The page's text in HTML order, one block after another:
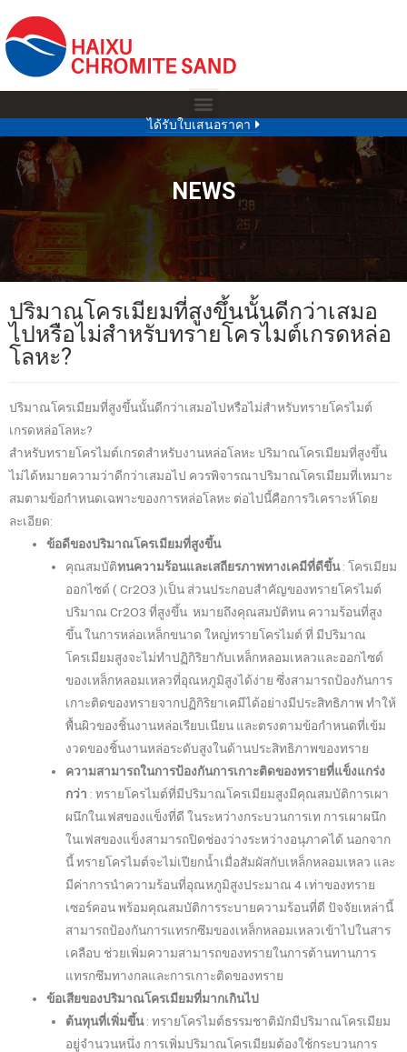
ได้รับใบเสนอราคา
NEWS
ปริมาณโครเมียมที่สูงขึ้นนั้นดีกว่าเสมอ
ไปหรือไม่สำหรับทรายโครไมต์เกรดหล่อ
โลหะ?
ปริมาณโครเมียมที่สูงขึ้นนั้นดีกว่าเสมอไปหรือไม่สำหรับทรายโครไมต์
เกรดหล่อโลหะ?
สำหรับทรายโครไมต์เกรดสำหรับงานหล่อโลหะ ปริมาณโครเมียมที่สูงขึ้น
ไม่ได้หมายความว่าดีกว่าเสมอไป ควรพิจารณาปริมาณโครเมียมที่เหมาะ
สมตามข้อกำหนดเฉพาะของการหล่อโลหะ ต่อไปนี้คือการวิเคราะห์โดย
ละเอียด:
ข้อดีของปริมาณโครเมียมที่สูงขึ้น
คุณสมบัติทนความร้อนและเสถียรภาพทางเคมีที่ดีขึ้น: โครเมียม
ออกไซด์ ( Cr2O3 )เป็นส่วนประกอบสำคัญของทรายโครไมต์
ปริมาณ Cr2O3 ที่สูงขึ้น หมายถึงคุณสมบัติทนความร้อนที่สูง
ขึ้น ในการหล่อเหล็กขนาด ใหญ่ทรายโครไมต์ ที่ มีปริมาณ
โครเมียมสูงจะไม่ทำปฏิกิริยากับเหล็กหลอมเหลวและออกไซด์
ของเหล็กหลอมเหลวที่อุณหภูมิสูงได้ง่าย ซึ่งสามารถป้องกันการ
เกาะติดของทรายจากปฏิกิริยาเคมีได้อย่างมีประสิทธิภาพ ทำให้
พื้นผิวของชิ้นงานหล่อเรียบเนียน และตรงตามข้อกำหนดที่เข้ม
งวดของชิ้นงานหล่อระดับสูงในด้านประสิทธิภาพของทราย
ความสามารถในการป้องกันการเกาะติดของทรายที่แข็งแกร่ง
กว่า : ทรายโครไมต์ที่มีปริมาณโครเมียมสูงมีคุณสมบัติการเผา
ผนึกในเฟสของแข็งที่ดี ในระหว่างกระบวนการเท การเผาผนึก
ในเฟสของแข็งสามารถปิดช่องว่างระหว่างอนุภาคได้ นอกจาก
นี้ ทรายโครไมต์จะไม่เปียกน้ำเมื่อสัมผัสกับเหล็กหลอมเหลว และ
มีค่าการนำความร้อนที่อุณหภูมิสูงประมาณ 4 เท่าของทราย
เซอร์คอน พร้อมคุณสมบัติการระบายความร้อนที่ดี ปัจจัยเหล่านี้
สามารถป้องกันการแทรกซึมของเหล็กหลอมเหลวเข้าไปในสาร
เคลือบ ช่วยเพิ่มความสามารถของทรายในการต้านทานการ
แทรกซึมทางกลและการเกาะติดของทราย
ข้อเสียของปริมาณโครเมียมที่มากเกินไป
ต้นทุนที่เพิ่มขึ้น: ทรายโครไมต์ธรรมชาติมักมีปริมาณโครเมียม
อยู่จำนวนหนึ่ง การเพิ่มปริมาณโครเมียมต้องใช้กระบวนการ